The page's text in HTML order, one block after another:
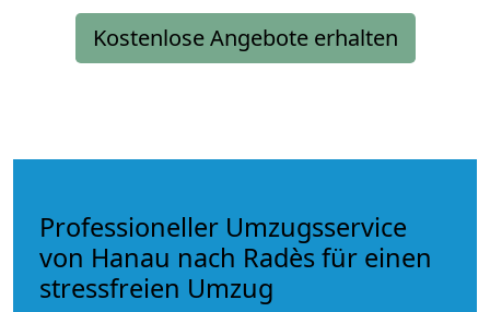
Kostenlose Angebote erhalten
Professioneller Umzugsservice
von Hanau nach Radès für einen
stressfreien Umzug